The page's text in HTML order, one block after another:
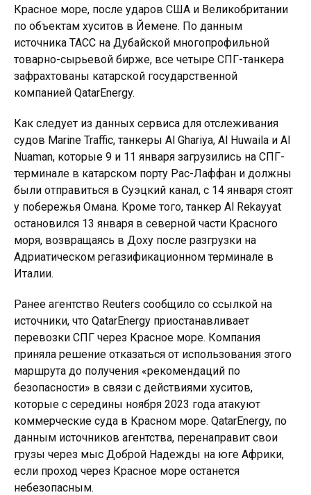
Красное море, после ударов США и Великобритании
по объектам хуситов в Йемене. По данным
источника ТАСС на Дубайской многопрофильной
товарно-сырьевой бирже, все четыре СПГ-танкера
зафрахтованы катарской государственной
компанией QatarEnergy.
Как следует из данных сервиса для отслеживания
судов Marine Traffic, танкеры Al Ghariya, Al Huwaila и Al
Nuaman, которые 9 и 11 января загрузились на СПГ-
терминале в катарском порту Рас-Лаффан и должны
были отправиться в Суэцкий канал, с 14 января стоят
у побережья Омана. Кроме того, танкер Al Rekayyat
остановился 13 января в северной части Красного
моря, возвращаясь в Доху после разгрузки на
Адриатическом регазификационном терминале в
Италии.
Ранее агентство Reuters сообщило со ссылкой на
источники, что QatarEnergy приостанавливает
перевозки СПГ через Красное море. Компания
приняла решение отказаться от использования этого
маршрута до получения «рекомендаций по
безопасности» в связи с действиями хуситов,
которые с середины ноября 2023 года атакуют
коммерческие суда в Красном море. QatarEnergy, по
данным источников агентства, перенаправит свои
грузы через мыс Доброй Надежды на юге Африки,
если проход через Красное море останется
небезопасным.